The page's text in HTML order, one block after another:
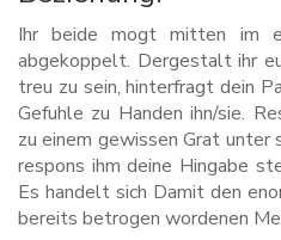
Ihr beide mogt mitten im
abgekoppelt. Dergestalt ihr
treu zu sein, hinterfragt dein
Gefuhle zu Handen ihn/sie.
zu einem gewissen Grat unter
respons ihm deine Hingabe
Es handelt sich Damit den
bereits betrogen wordenen